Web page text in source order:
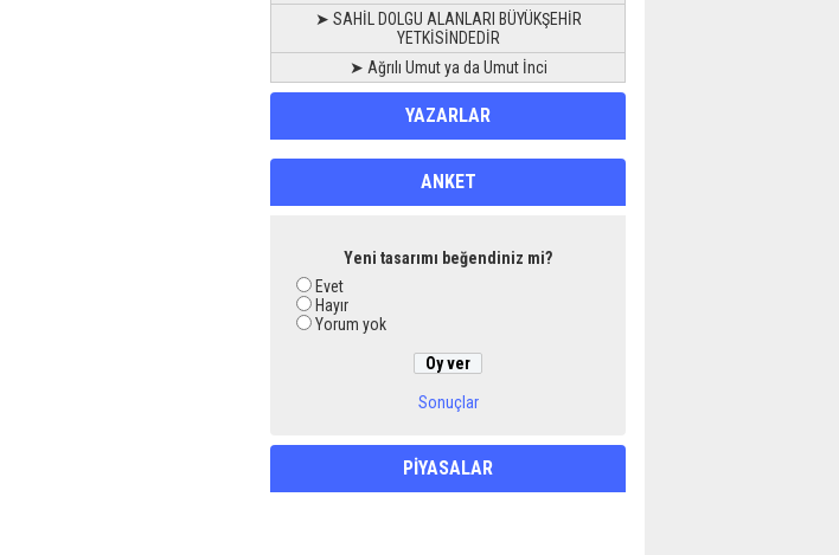
➤ SAHİL DOLGU ALANLARI BÜYÜKŞEHİR
YETKİSİNDEDİR
➤ Ağrılı Umut ya da Umut İnci
YAZARLAR
ANKET
Yeni tasarımı beğendiniz mi?
Evet
Hayır
Yorum yok
Sonuçlar
PİYASALAR